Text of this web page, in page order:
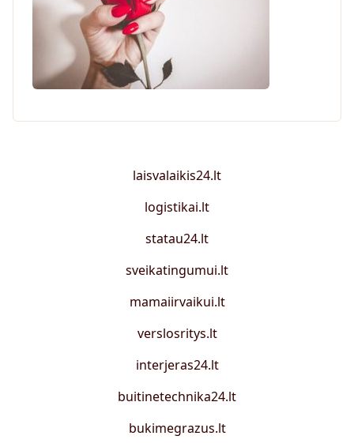
laisvalaikis24.lt
logistikai.lt
statau24.lt
sveikatingumui.lt
mamaiirvaikui.lt
verslosritys.lt
interjeras24.lt
buitinetechnika24.lt
bukimegrazus.lt